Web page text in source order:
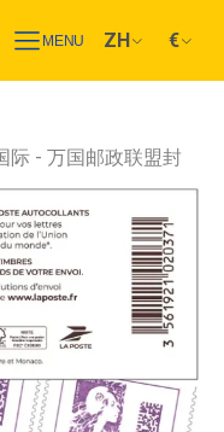
MENU ZH €
际 - 万国邮政联盟封